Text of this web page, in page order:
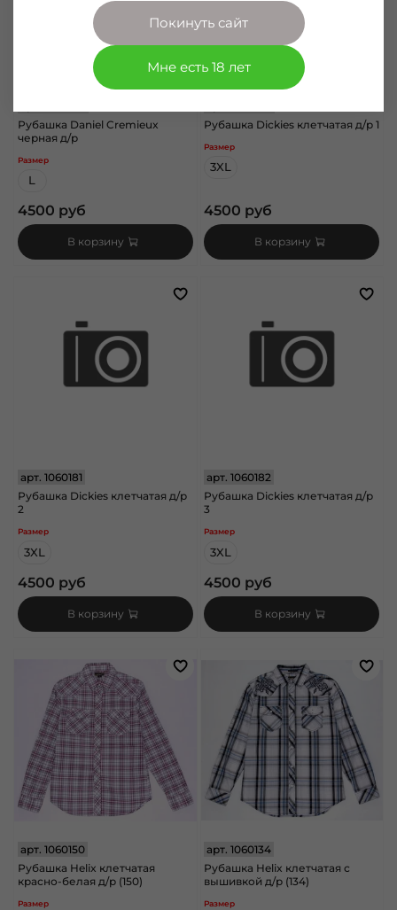
Рубашка Daniel Cremieux
черная д/р
Размер
L
4500 руб
В корзину
Рубашка Dickies клетчатая д/р 1
Размер
3XL
4500 руб
В корзину
арт. 1060181
Рубашка Dickies клетчатая д/р
2
Размер
3XL
4500 руб
В корзину
арт.1060182
Рубашка Dickies клетчатая д/р
3
Размер
3XL
4500 руб
В корзину
арт. 1060150
Рубашка Helix клетчатая
красно-белая д/р (150)
Размер
арт.1060134
Рубашка Helix клетчатая с
вышивкой д/р (134)
Размер
Покинуть сайт
Мне есть 18 лет